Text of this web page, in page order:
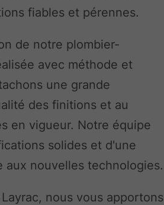
fiables et pérennes.
de notre plombier-
avec méthode et
une grande
des finitions et au
en vigueur. Notre équipe
solides et d'une
aux nouvelles technologies.
nous vous apportons